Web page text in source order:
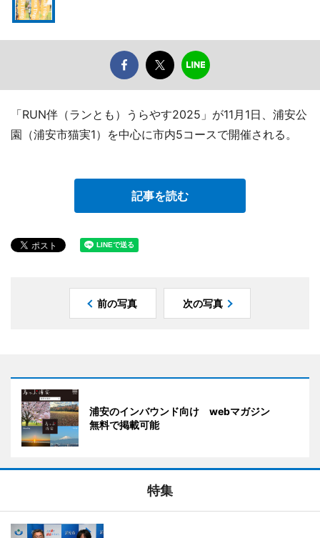
「RUN伴（ランとも）うらやす2025」が11月1日、浦安公
園（浦安市猫実1）を中心に市内5コースで開催される。
記事を読む
前の写真 次の写真
浦安のインバウンド向け webマガジン
無料で掲載可能
特集